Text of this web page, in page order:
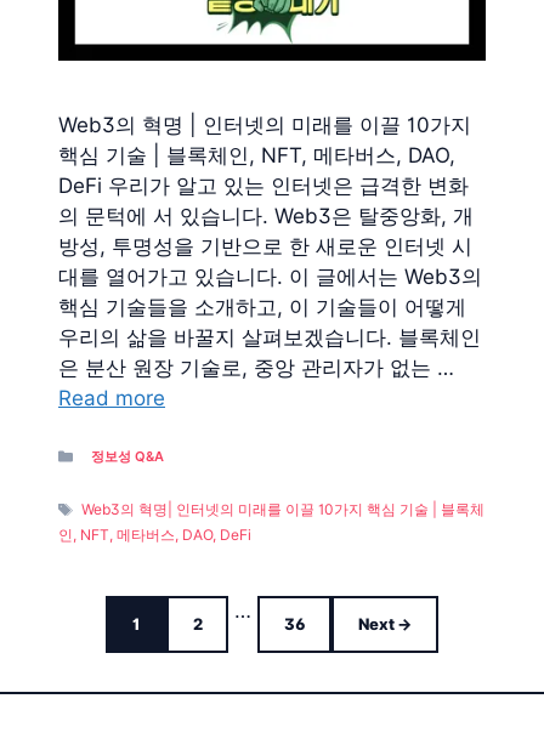
Web3의 혁명 | 인터넷의 미래를 이끌 10가지
핵심 기술 | 블록체인, NFT, 메타버스, DAO,
DeFi 우리가 알고 있는 인터넷은 급격한 변화
의 문턱에 서 있습니다. Web3은 탈중앙화, 개
방성, 투명성을 기반으로 한 새로운 인터넷 시
대를 열어가고 있습니다. 이 글에서는 Web3의
핵심 기술들을 소개하고, 이 기술들이 어떻게
우리의 삶을 바꿀지 살펴보겠습니다. 블록체인
은 분산 원장 기술로, 중앙 관리자가 없는 …
Read more
Categories
정보성 Q&A
Tags
Web3의 혁명| 인터넷의 미래를 이끌 10가지 핵심 기술 | 블록체
인, NFT, 메타버스, DAO, DeFi
Page
1 Page
2
… Page
36 Next→